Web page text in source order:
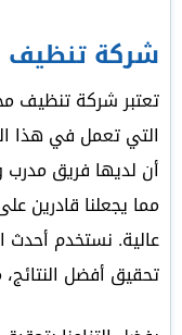
شركة تنظيف
تعتبر شركة تنظيف
التي تعمل في هذا
أن لديها فريق
مما يجعلنا قادرين
عالية. نستخدم أحدث
تحقيق أفضل